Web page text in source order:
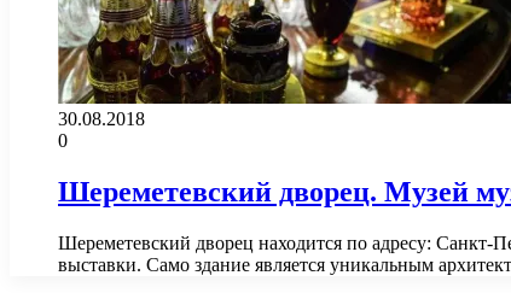
30.08.2018
0
Шереметевский дворец. Музей
Шереметевский дворец находится по адресу: Санкт-
выставки. Само здание является уникальным